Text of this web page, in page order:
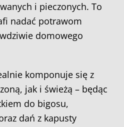
i pieczonych. To
nadać potrawom
domowego
komponuje się z
jak i świeżą – będąc
do bigosu,
dań z kapusty